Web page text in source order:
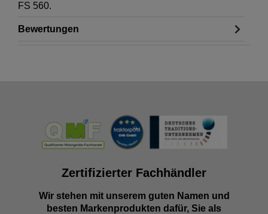
FS 560.
Bewertungen
Zertifizierter Fachhändler
Wir stehen mit unserem guten Namen und
besten Markenprodukten dafür, Sie als